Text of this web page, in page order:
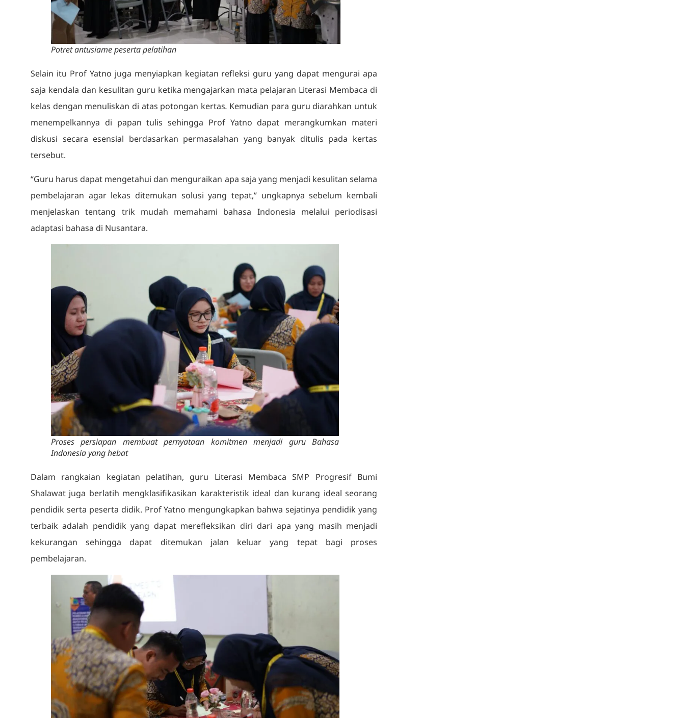
Potret antusiame peserta pelatihan
Selain itu Prof Yatno juga menyiapkan kegiatan refleksi guru yang dapat mengurai apa
saja kendala dan kesulitan guru ketika mengajarkan mata pelajaran Literasi Membaca di
kelas dengan menuliskan di atas potongan kertas. Kemudian para guru diarahkan untuk
menempelkannya di papan tulis sehingga Prof Yatno dapat merangkumkan materi
diskusi secara esensial berdasarkan permasalahan yang banyak ditulis pada kertas
tersebut.
“Guru harus dapat mengetahui dan menguraikan apa saja yang menjadi kesulitan selama
pembelajaran agar lekas ditemukan solusi yang tepat,” ungkapnya sebelum kembali
menjelaskan tentang trik mudah memahami bahasa Indonesia melalui periodisasi
adaptasi bahasa di Nusantara.
Proses persiapan membuat pernyataan komitmen menjadi guru Bahasa
Indonesia yang hebat
Dalam rangkaian kegiatan pelatihan, guru Literasi Membaca SMP Progresif Bumi
Shalawat juga berlatih mengklasifikasikan karakteristik ideal dan kurang ideal seorang
pendidik serta peserta didik. Prof Yatno mengungkapkan bahwa sejatinya pendidik yang
terbaik adalah pendidik yang dapat merefleksikan diri dari apa yang masih menjadi
kekurangan sehingga dapat ditemukan jalan keluar yang tepat bagi proses
pembelajaran.